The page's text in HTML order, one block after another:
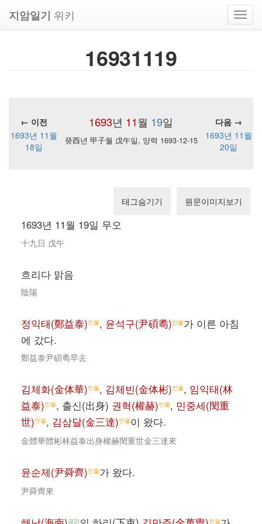
지암일기 위키
16931119
1693년 11월 19일
← 이전
다음 →
1693년 11월
18일
癸酉년 甲子월 戊午일, 양력 1693-12-15
1693년 11월
20일
태그숨기기 원문이미지보기
1693년 11월 19일 무오
十九日 戊午
흐리다 맑음
陰陽
정익태(鄭益泰)인물, 윤석구(尹碩耈)인물가 이른 아침
에 갔다.
鄭益泰尹碩耈早去
김체화(金体華)인물, 김체빈(金体彬)인물, 임익태(林
益泰)인물, 출신(出身) 권혁(權赫)인물, 민중세(閔重
世)인물, 김삼달(金三達)인물이 왔다.
金體華體彬林益泰出身權赫閔重世金三達來
윤순제(尹舜齊)인물가 왔다.
尹舜齊來
공간 인물